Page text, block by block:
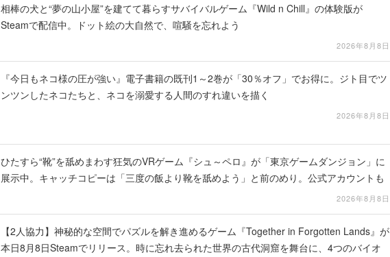
相棒の犬と“夢の山小屋”を建てて暮らすサバイバルゲーム『Wild n Chill』の体験版が
Steamで配信中。ドット絵の大自然で、喧騒を忘れよう
2026年8月8日
『今日もネコ様の圧が強い』電子書籍の既刊1～2巻が「30％オフ」でお得に。ジト目でツ
ンツンしたネコたちと、ネコを溺愛する人間のすれ違いを描く
2026年8月8日
ひたすら“靴”を舐めまわす狂気のVRゲーム『シュ～ペロ』が「東京ゲームダンジョン」に
展示中。キャッチコピーは「三度の飯より靴を舐めよう」と前のめり。公式アカウントも
2026年8月8日
【2人協力】神秘的な空間でパズルを解き進めるゲーム『Together in Forgotten Lands』が
本日8月8日Steamでリリース。時に忘れ去られた世界の古代洞窟を舞台に、4つのバイオ